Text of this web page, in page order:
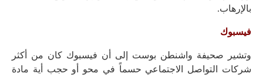
بالإرهاب.
فيسبوك
وتشير صحيفة واشنطن بوست إلى أن فيسبوك كان من أكثر
شركات التواصل الاجتماعي حسماً في محو أو حجب أية مادة